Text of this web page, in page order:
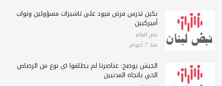
بكين تدرس فرض قيود على تأشيرات مسؤولين ونواب
أميركيين
نبض العالم
منذ 7 أعوام
الجيش يوضح: عناصرنا لم يطلقوا أي نوع من الرصاص
الحي باتجاه المدنيين